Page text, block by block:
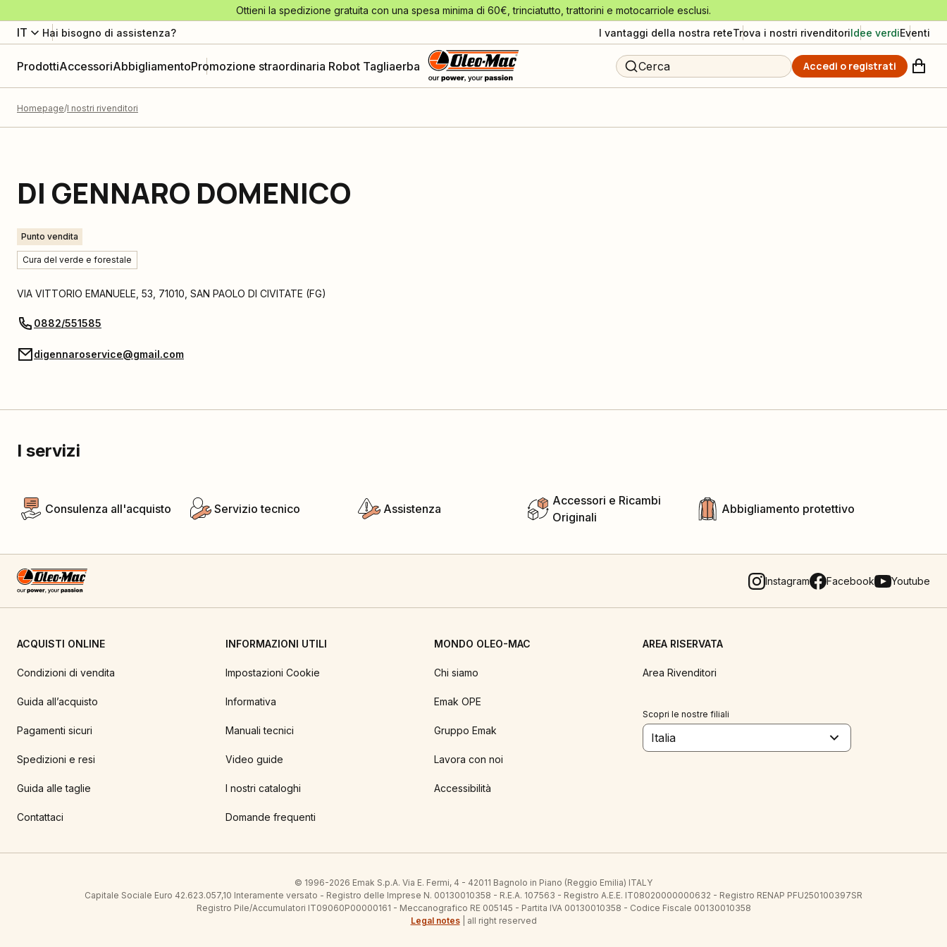
Ottieni la spedizione gratuita con una spesa minima di 60€, trinciatutto, trattorini e motocarriole esclusi.
IT Hai bisogno di assistenza? I vantaggi della nostra reteTrova i nostri rivenditoriIdee verdiEventi
ProdottiAccessoriAbbigliamentoPromozione straordinaria Robot Tagliaerba Cerca Accedi o registrati
Homepage I nostri rivenditori
DI GENNARO DOMENICO
Punto vendita
Cura del verde e forestale
VIA VITTORIO EMANUELE, 53 71010 SAN PAOLO DI CIVITATE (FG)
0882/551585
digennaroservice@gmail.com
I servizi
Consulenza all'acquisto Servizio tecnico Assistenza
Accessori e Ricambi
Originali
Abbigliamento protettivo
Instagram Facebook Youtube
ACQUISTI ONLINE
Condizioni di vendita
Guida all’acquisto
Pagamenti sicuri
Spedizioni e resi
Guida alle taglie
Contattaci
INFORMAZIONI UTILI
Impostazioni Cookie
Informativa
Manuali tecnici
Video guide
I nostri cataloghi
Domande frequenti
MONDO OLEO-MAC
Chi siamo
Emak OPE
Gruppo Emak
Lavora con noi
Accessibilità
AREA RISERVATA
Area Rivenditori
Scopri le nostre filiali
Italia
© 1996-2026 Emak S.p.A. Via E. Fermi, 4 - 42011 Bagnolo in Piano (Reggio Emilia) ITALY
Capitale Sociale Euro 42.623.057,10 Interamente versato - Registro delle Imprese N. 00130010358 - R.E.A. 107563 - Registro A.E.E. IT08020000000632 - Registro RENAP PFU250100397SR
Registro Pile/Accumulatori IT09060P00000161 - Meccanografico RE 005145 - Partita IVA 00130010358 - Codice Fiscale 00130010358
Legal notes| all right reserved